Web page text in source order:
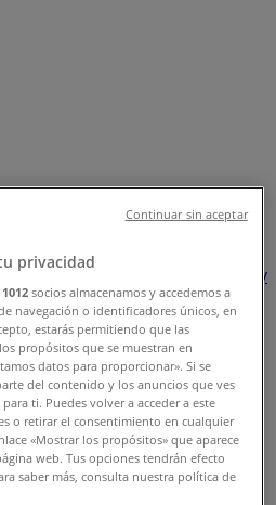
y Muebles Informática y
y Ópticas
Perfumerías y
y BebésDeporteCarros,
y ConstrucciónLibros y
»
privacidad
1012 socios almacenamos y accedemos a
navegación o identificadores únicos, en
estarás permitiendo que las
propósitos que se muestran en
datos para proporcionar». Si se
del contenido y los anuncios que ves
ti. Puedes volver a acceder a este
o retirar el consentimiento en cualquier
«Mostrar los propósitos» que aparece
web. Tus opciones tendrán efecto
saber más, consulta nuestra política de
Continuar sin aceptar